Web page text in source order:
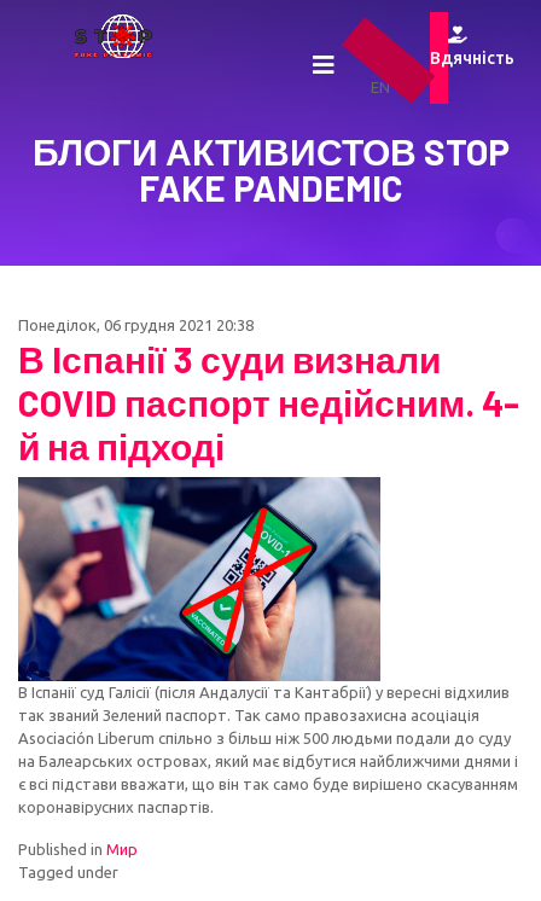
UA
EN
Вдячність
БЛОГИ АКТИВИСТОВ STOP
FAKE PANDEMIC
Понеділок, 06 грудня 2021 20:38
В Іспанії 3 суди визнали
COVID паспорт недійсним. 4-
й на підході
В Іспанії суд Галісії (після Андалусії та Кантабрії) у вересні відхилив
так званий Зелений паспорт. Так само правозахисна асоціація
Asociación Liberum спільно з більш ніж 500 людьми подали до суду
на Балеарських островах, який має відбутися найближчими днями і
є всі підстави вважати, що він так само буде вирішено скасуванням
коронавірусних паспартів.
Published in Мир
Tagged under